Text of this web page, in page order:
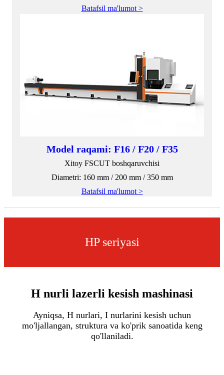
Batafsil ma'lumot >
Model raqami: F16 / F20 / F35
Xitoy FSCUT boshqaruvchisi
Diametri: 160 mm / 200 mm / 350 mm
Batafsil ma'lumot >
HP seriyasi
H nurli lazerli kesish mashinasi
Ayniqsa, H nurlari, I nurlarini kesish uchun
mo'ljallangan, struktura va ko'prik sanoatida keng
qo'llaniladi.